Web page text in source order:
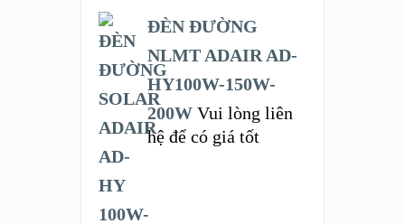
ĐÈN ĐƯỜNG
NLMT ADAIR AD-
HY100W-150W-
200W Vui lòng liên
hệ để có giá tốt